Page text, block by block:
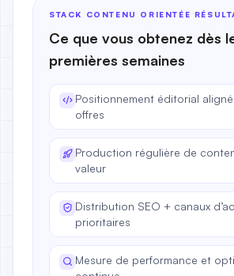
STACK CONTENU ORIENTÉE
Ce que vous obtenez dès
premières semaines
Positionnement éditorial
offres
Production régulière de
valeur
Distribution SEO + canaux
prioritaires
Mesure de performance et